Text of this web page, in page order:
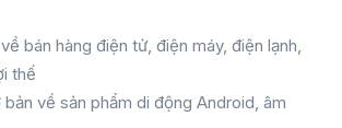
bán hàng điện tử, điện máy, điện lạnh,
thế
về sản phẩm di động Android, âm